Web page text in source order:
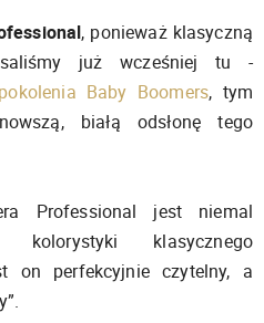
, ponieważ klasyczną
już wcześniej tu -
Baby Boomers, tym
białą odsłonę tego
Professional jest niemal
kolorystyki klasycznego
on perfekcyjnie czytelny, a